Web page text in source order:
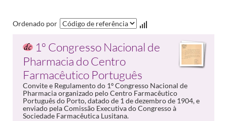
Ordenado por
1º Congresso Nacional de
Pharmacia do Centro
Farmacêutico Português
Convite e Regulamento do 1º Congresso Nacional de
Pharmacia organizado pelo Centro Farmacêutico
Português do Porto, datado de 1 de dezembro de 1904, e
enviado pela Comissão Executiva do Congresso à
Sociedade Farmacêutica Lusitana.